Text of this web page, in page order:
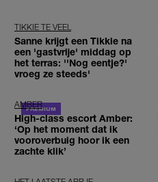
TIKKIE TE VEEL
Sanne krijgt een Tikkie na
een 'gastvrije' middag op
het terras: ''Nog eentje?'
vroeg ze steeds'
AMBER
High-class escort Amber:
‘Op het moment dat ik
vooroverbuig hoor ik een
zachte klik’